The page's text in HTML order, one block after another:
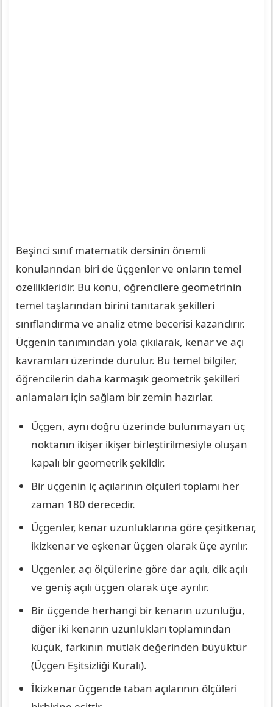
Beşinci sınıf matematik dersinin önemli
konularından biri de üçgenler ve onların temel
özellikleridir. Bu konu, öğrencilere geometrinin
temel taşlarından birini tanıtarak şekilleri
sınıflandırma ve analiz etme becerisi kazandırır.
Üçgenin tanımından yola çıkılarak, kenar ve açı
kavramları üzerinde durulur. Bu temel bilgiler,
öğrencilerin daha karmaşık geometrik şekilleri
anlamaları için sağlam bir zemin hazırlar.
Üçgen, aynı doğru üzerinde bulunmayan üç
noktanın ikişer ikişer birleştirilmesiyle oluşan
kapalı bir geometrik şekildir.
Bir üçgenin iç açılarının ölçüleri toplamı her
zaman 180 derecedir.
Üçgenler, kenar uzunluklarına göre çeşitkenar,
ikizkenar ve eşkenar üçgen olarak üçe ayrılır.
Üçgenler, açı ölçülerine göre dar açılı, dik açılı
ve geniş açılı üçgen olarak üçe ayrılır.
Bir üçgende herhangi bir kenarın uzunluğu,
diğer iki kenarın uzunlukları toplamından
küçük, farkının mutlak değerinden büyüktür
(Üçgen Eşitsizliği Kuralı).
İkizkenar üçgende taban açılarının ölçüleri